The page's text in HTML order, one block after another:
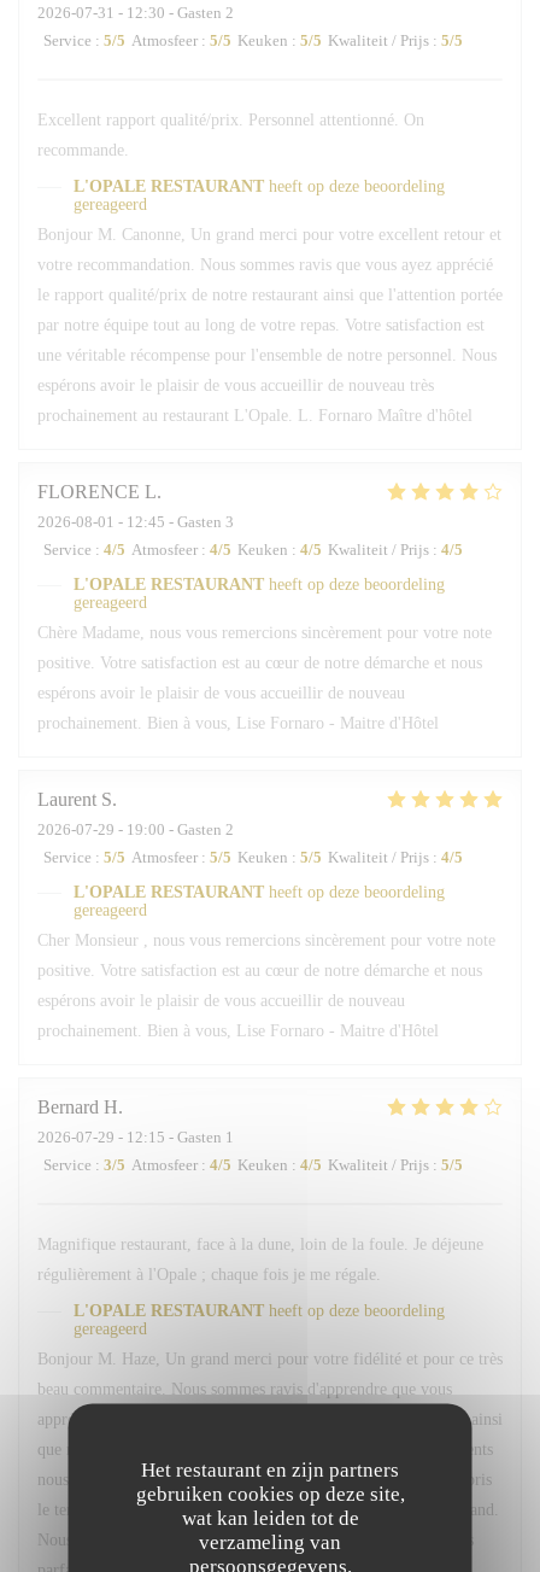
Het restaurant en zijn partners
gebruiken cookies op deze site,
wat kan leiden tot de
verzameling van
persoonsgegevens.
2026-07-31 - 12:30 - Gasten 2
Service : 5/5 Atmosfeer : 5/5 Keuken : 5/5 Kwaliteit / Prijs : 5/5
Excellent rapport qualité/prix. Personnel attentionné. On
recommande.
L'OPALE RESTAURANT heeft op deze beoordeling
gereageerd
Bonjour M. Canonne, Un grand merci pour votre excellent retour et
votre recommandation. Nous sommes ravis que vous ayez apprécié
le rapport qualité/prix de notre restaurant ainsi que l'attention portée
par notre équipe tout au long de votre repas. Votre satisfaction est
une véritable récompense pour l'ensemble de notre personnel. Nous
espérons avoir le plaisir de vous accueillir de nouveau très
prochainement au restaurant L'Opale. L. Fornaro Maître d'hôtel
FLORENCE L
2026-08-01 - 12:45 - Gasten 3
Service : 4/5 Atmosfeer : 4/5 Keuken : 4/5 Kwaliteit / Prijs : 4/5
L'OPALE RESTAURANT heeft op deze beoordeling
gereageerd
Chère Madame, nous vous remercions sincèrement pour votre note
positive. Votre satisfaction est au cœur de notre démarche et nous
espérons avoir le plaisir de vous accueillir de nouveau
prochainement. Bien à vous, Lise Fornaro - Maitre d'Hôtel
Laurent S
2026-07-29 - 19:00 - Gasten 2
Service : 5/5 Atmosfeer : 5/5 Keuken : 5/5 Kwaliteit / Prijs : 4/5
L'OPALE RESTAURANT heeft op deze beoordeling
gereageerd
Cher Monsieur , nous vous remercions sincèrement pour votre note
positive. Votre satisfaction est au cœur de notre démarche et nous
espérons avoir le plaisir de vous accueillir de nouveau
prochainement. Bien à vous, Lise Fornaro - Maitre d'Hôtel
Bernard H
2026-07-29 - 12:15 - Gasten 1
Service : 3/5 Atmosfeer : 4/5 Keuken : 4/5 Kwaliteit / Prijs : 5/5
Magnifique restaurant, face à la dune, loin de la foule. Je déjeune
régulièrement à l'Opale ; chaque fois je me régale.
L'OPALE RESTAURANT heeft op deze beoordeling
gereageerd
Bonjour M. Haze, Un grand merci pour votre fidélité et pour ce très
beau commentaire. Nous sommes ravis d'apprendre que vous
appréciez régulièrement notre restaurant, son cadre, l'ambiance ainsi
que notre menu du marché. Votre confiance et vos encouragements
nous font très plaisir. Nous vous remercions également d'avoir pris
le temps de nous signaler le retard concernant votre café gourmand.
Nous sommes sincèrement désolés pour cet oubli et comprenons